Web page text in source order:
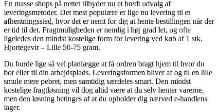
En masse shops på nettet tilbyder nu et bredt udvalg af
leveringsmetoder. Det mest populære er lige nu levering til et
afhentningssted, hvor det er nemt for dig at hente bestillingen når der
er tid til det. Fragtmuligheden er nemlig i høj grad let, og ofte
ligeledes den mindst kostelige form for levering ved køb af 1 stk.
Hjortegevir – Lille 50-75 gram.
Du burde lige så vel planlægge at få ordren bragt hjem til hvor du
bor eller til din arbejdsplads. Leveringsformen bliver af og til en lille
smule mere pebret, men samtidig særdeles smart. Den mindst
kostelige fragtløsning vil dog altid være at du selv henter varerne,
men den løsning betinges af at du opholder dig nærved e-handlens
lager.